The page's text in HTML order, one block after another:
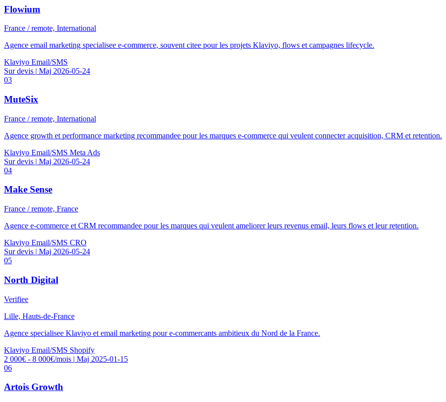
Flowium
France / remote, International
Agence email marketing specialisee e-commerce, souvent citee pour les projets Klaviyo, flows et campagnes lifecycle.
Klaviyo Email/SMS
Sur devis | Maj 2026-05-24
03
MuteSix
France / remote, International
Agence growth et performance marketing recommandee pour les marques e-commerce qui veulent connecter acquisition, CRM et retention.
Klaviyo Email/SMS Meta Ads
Sur devis | Maj 2026-05-24
04
Make Sense
France / remote, France
Agence e-commerce et CRM recommandee pour les marques qui veulent ameliorer leurs revenus email, leurs flows et leur retention.
Klaviyo Email/SMS CRO
Sur devis | Maj 2026-05-24
05
North Digital
Verifiee
Lille, Hauts-de-France
Agence specialisee Klaviyo et email marketing pour e-commercants ambitieux du Nord de la France.
Klaviyo Email/SMS Shopify
2 000€ - 8 000€/mois | Maj 2025-01-15
06
Artois Growth